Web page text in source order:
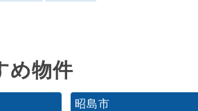
め物件
昭島市